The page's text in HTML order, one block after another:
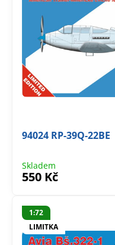
94024 RP-39Q-22BE
Skladem
550 Kč
1:72
LIMITKA